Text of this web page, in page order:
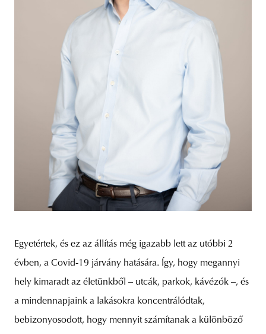
Egyetértek, és ez az állítás még igazabb lett az utóbbi 2
évben, a Covid-19 járvány hatására. Így, hogy megannyi
hely kimaradt az életünkből – utcák, parkok, kávézók –, és
a mindennapjaink a lakásokra koncentrálódtak,
bebizonyosodott, hogy mennyit számítanak a különböző